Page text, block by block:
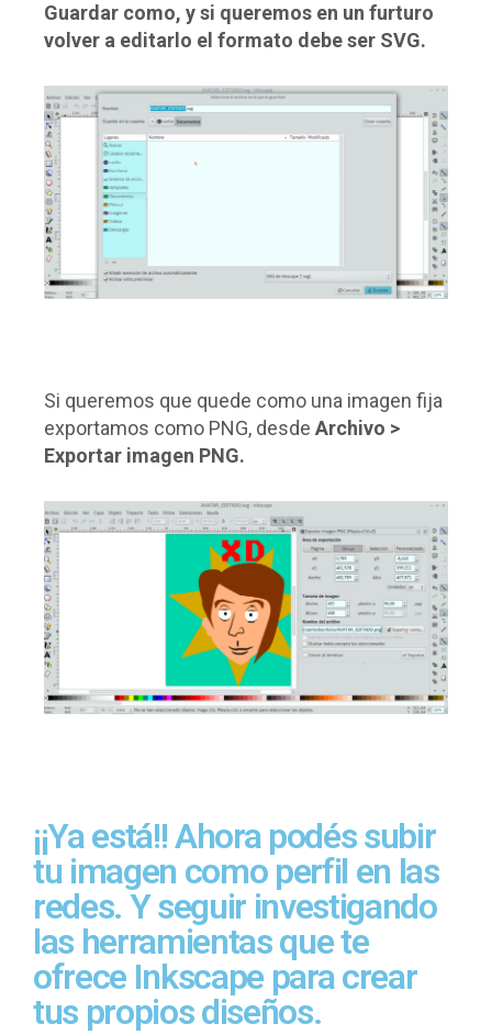
Guardar como, y si queremos en un furturo
volver a editarlo el formato debe ser SVG.
Si queremos que quede como una imagen fija
exportamos como PNG, desde Archivo >
Exportar imagen PNG.
¡¡Ya está!! Ahora podés subir
tu imagen como perfil en las
redes. Y seguir investigando
las herramientas que te
ofrece Inkscape para crear
tus propios diseños.